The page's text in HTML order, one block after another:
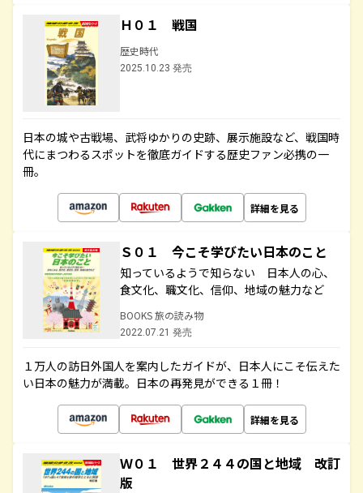
Ｈ０１ 戦国
歴史時代
2025.10.23 発売
日本の城や古戦場、武将ゆかりの史跡、展示施設など、戦国時
代にまつわるスポットを徹底ガイドする歴史ファン必携の一
冊。
詳細を見る
Ｓ０１ 今こそ学びたい日本のこと
知っているようで知らない 日本人の心、
食文化、職文化、信仰、地域の魅力など
BOOKS 旅の読み物
2022.07.21 発売
１万人の訪日外国人を案内したガイドが、日本人にこそ伝えた
い日本の魅力が満載。日本の再発見ができる１冊！
詳細を見る
Ｗ０１ 世界２４４の国と地域 改訂
版